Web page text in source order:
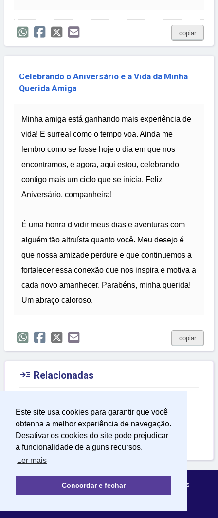
Este site usa cookies para garantir que você
obtenha a melhor experiência de navegação.
Desativar os cookies do site pode prejudicar
a funcionalidade de alguns recursos.
Ler mais
Concordar e fechar
copiar
Celebrando o Aniversário e a Vida da Minha
Querida Amiga
Minha amiga está ganhando mais experiência de
vida! É surreal como o tempo voa. Ainda me
lembro como se fosse hoje o dia em que nos
encontramos, e agora, aqui estou, celebrando
contigo mais um ciclo que se inicia. Feliz
Aniversário, companheira!
É uma honra dividir meus dias e aventuras com
alguém tão altruísta quanto você. Meu desejo é
que nossa amizade perdure e que continuemos a
fortalecer essa conexão que nos inspira e motiva a
cada novo amanhecer. Parabéns, minha querida!
Um abraço caloroso.
copiar
 Relacionadas
Mensagem de Feliz Aniversário
Mensagem de Aniversário
Política de Privacidade Sobre Mensagens Mágicas